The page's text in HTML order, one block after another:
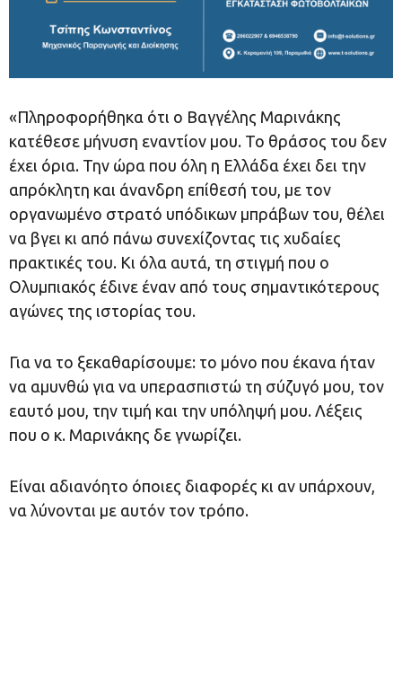
«Πληροφορήθηκα ότι ο Βαγγέλης Μαρινάκης
κατέθεσε μήνυση εναντίον μου. Το θράσος του δεν
έχει όρια. Την ώρα που όλη η Ελλάδα έχει δει την
απρόκλητη και άνανδρη επίθεσή του, με τον
οργανωμένο στρατό υπόδικων μπράβων του, θέλει
να βγει κι από πάνω συνεχίζοντας τις χυδαίες
πρακτικές του. Κι όλα αυτά, τη στιγμή που ο
Ολυμπιακός έδινε έναν από τους σημαντικότερους
αγώνες της ιστορίας του.
Για να το ξεκαθαρίσουμε: το μόνο που έκανα ήταν
να αμυνθώ για να υπερασπιστώ τη σύζυγό μου, τον
εαυτό μου, την τιμή και την υπόληψή μου. Λέξεις
που ο κ. Μαρινάκης δε γνωρίζει.
Είναι αδιανόητο όποιες διαφορές κι αν υπάρχουν,
να λύνονται με αυτόν τον τρόπο.